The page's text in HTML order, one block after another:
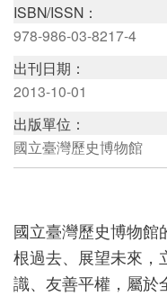
研
究
典
藏
教
與
活
動
ISBN/ISSN：
978-986-03-8217-4
出刊日期：
2013-10-01
出版單位：
國立臺灣歷史博物館
國立臺灣歷史博物館
根過去、展望未來，
識、友善平權，屬於